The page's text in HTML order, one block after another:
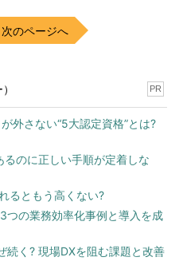
入力し、［OK］をクリックす
角スペースの入った「test 」で
。
、ユーザー名と同じように
次のページへ
PR
外さない“5大認定資格”とは?
のに正しい手順が定着しな
るともう高くない?
つの業務効率化事例と導入を成
続く? 現場DXを阻む課題と改善